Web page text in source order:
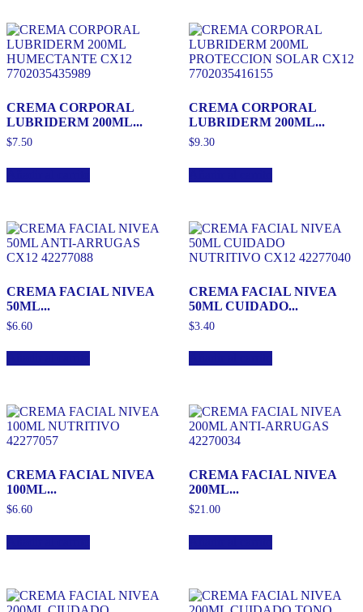
CREMA CORPORAL
LUBRIDERM 200ML...
$7.50
CREMA CORPORAL
LUBRIDERM 200ML...
$9.30
CREMA FACIAL NIVEA
50ML...
$6.60
CREMA FACIAL NIVEA
50ML CUIDADO...
$3.40
CREMA FACIAL NIVEA
100ML...
$6.60
CREMA FACIAL NIVEA
200ML...
$21.00